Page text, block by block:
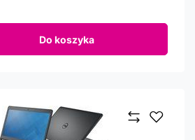
Do koszyka